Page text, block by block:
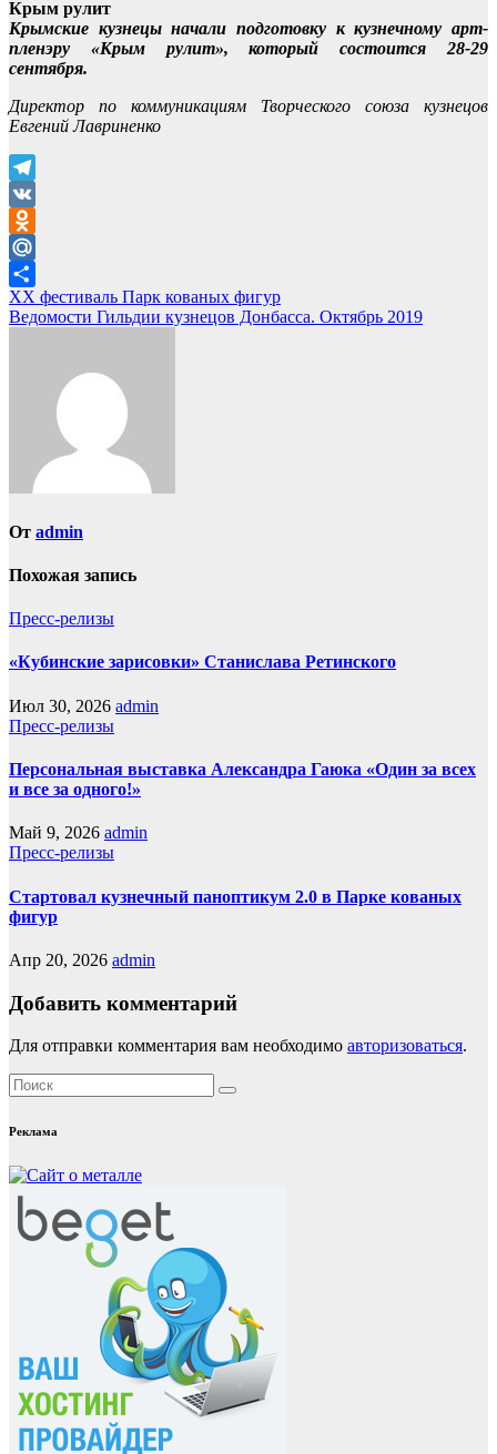
Крым рулит
Крымские кузнецы начали подготовку к кузнечному арт-
пленэру «Крым рулит», который состоится 28-29
сентября.
Директор по коммуникациям Творческого союза кузнецов
Евгений Лавриненко
Telegram
VK
Odnoklassniki
Mail.Ru
Отправить
Навигация
по
XX фестиваль Парк кованых фигур
Ведомости Гильдии кузнецов Донбасса. Октябрь 2019
От admin
Похожая запись
Пресс-релизы
«Кубинские зарисовки» Станислава Ретинского
Июл 30, 2026 admin
Пресс-релизы
Персональная выставка Александра Гаюка «Один за всех
и все за одного!»
Май 9, 2026 admin
Пресс-релизы
Стартовал кузнечный паноптикум 2.0 в Парке кованых
фигур
Апр 20, 2026 admin
Добавить комментарий
Для отправки комментария вам необходимо авторизоваться.
Реклама